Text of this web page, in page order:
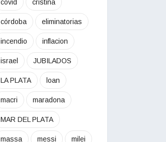
covid cristina
córdoba eliminatorias
incendio inflacion
israel JUBILADOS
LA PLATA loan
macri maradona
MAR DEL PLATA
massa messi milei